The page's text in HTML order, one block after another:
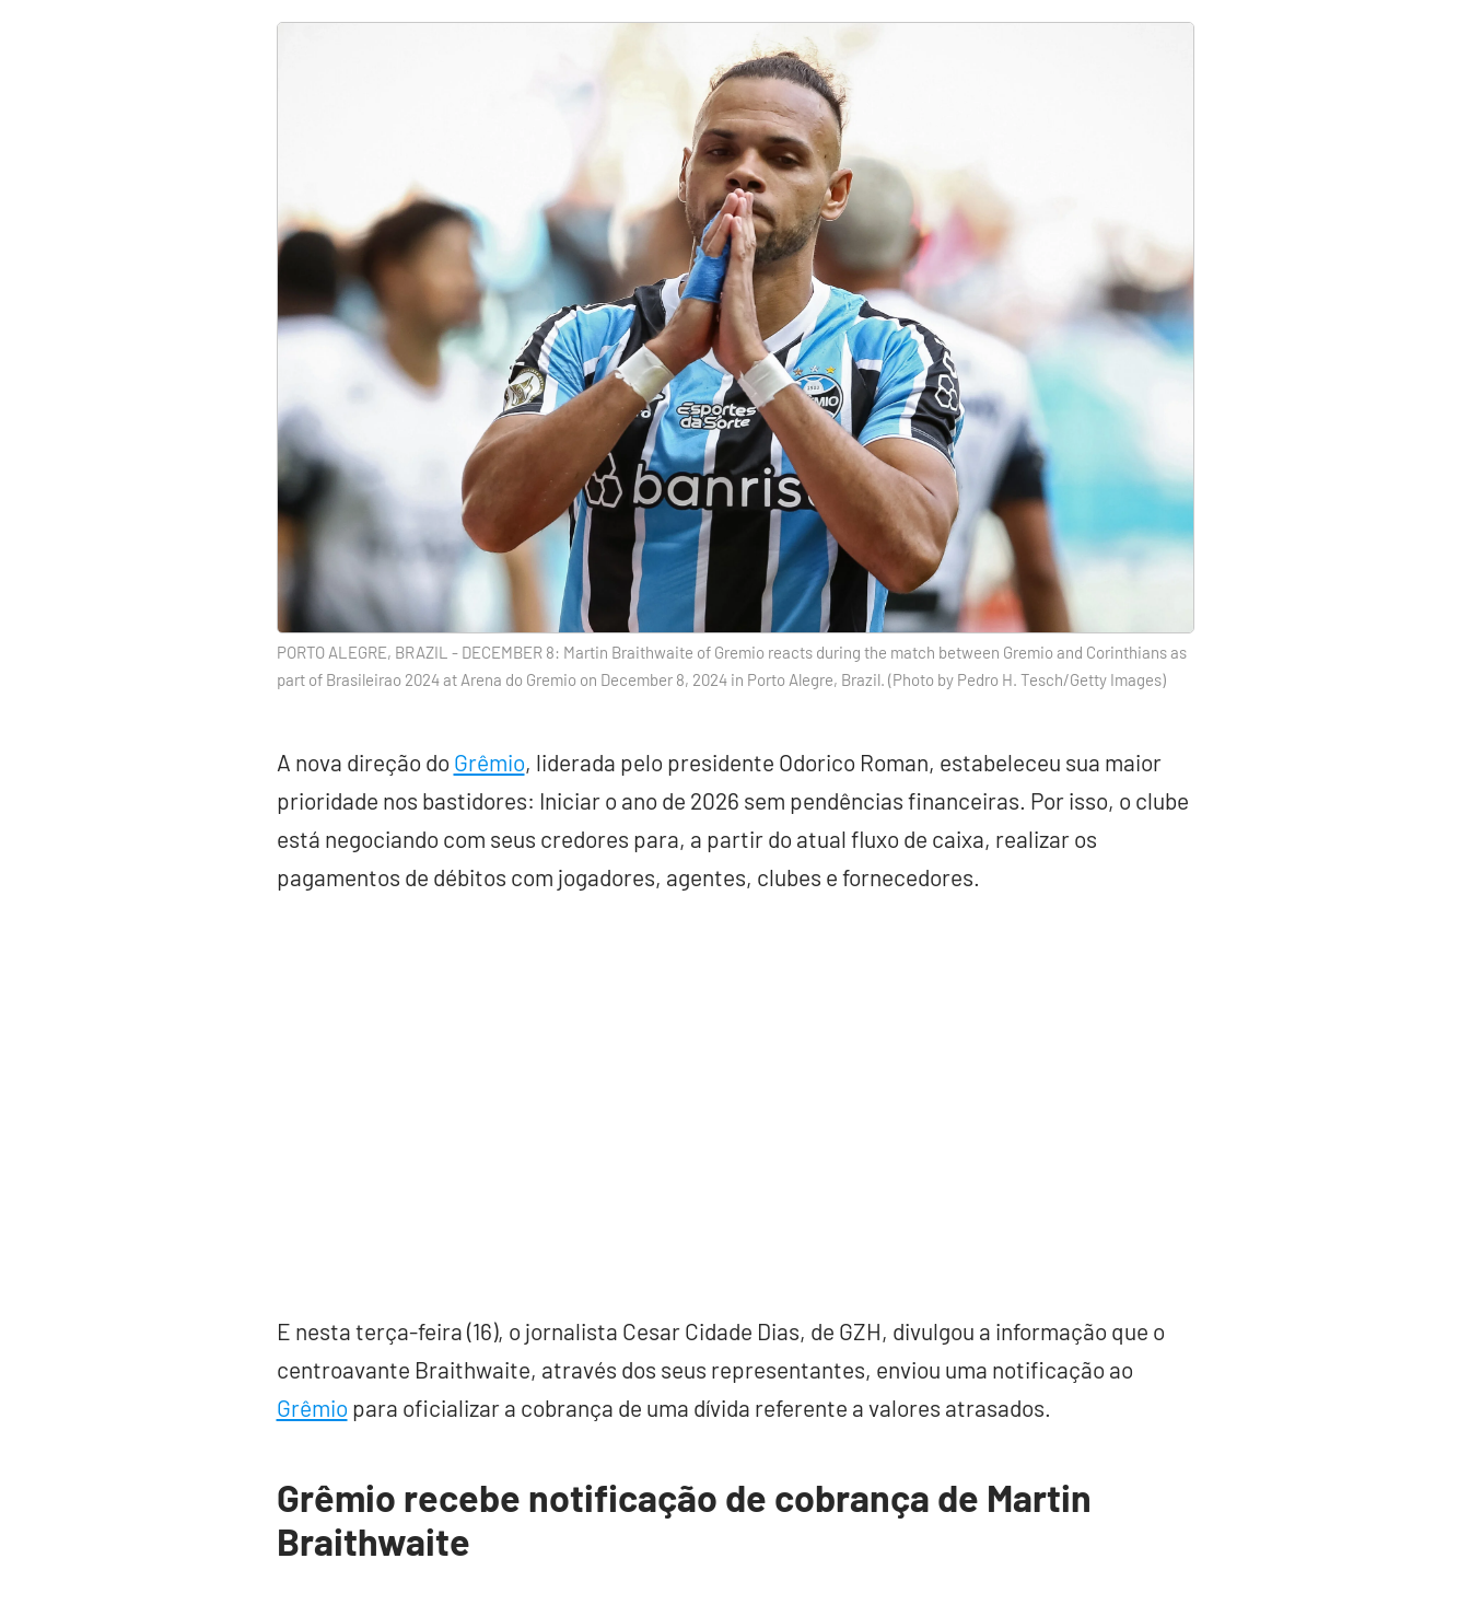
PORTO ALEGRE, BRAZIL - DECEMBER 8: Martin Braithwaite of Gremio reacts during the match between Gremio and Corinthians as
part of Brasileirao 2024 at Arena do Gremio on December 8, 2024 in Porto Alegre, Brazil. (Photo by Pedro H. Tesch/Getty Images)
A nova direção do Grêmio, liderada pelo presidente Odorico Roman, estabeleceu sua maior
prioridade nos bastidores: Iniciar o ano de 2026 sem pendências financeiras. Por isso, o clube
está negociando com seus credores para, a partir do atual fluxo de caixa, realizar os
pagamentos de débitos com jogadores, agentes, clubes e fornecedores.
E nesta terça-feira (16), o jornalista Cesar Cidade Dias, de GZH, divulgou a informação que o
centroavante Braithwaite, através dos seus representantes, enviou uma notificação ao
Grêmio para oficializar a cobrança de uma dívida referente a valores atrasados.
Grêmio recebe notificação de cobrança de Martin
Braithwaite